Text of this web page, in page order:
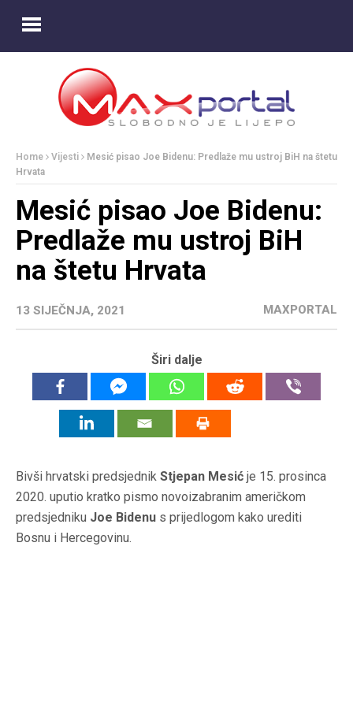
Home Vijesti
Mesić pisao Joe Bidenu: Predlaže mu ustroj BiH na štetu
Hrvata
Mesić pisao Joe Bidenu:
Predlaže mu ustroj BiH
na štetu Hrvata
13 SIJEČNJA, 2021 MAXPORTAL
Širi dalje
Bivši hrvatski predsjednik Stjepan Mesić je 15. prosinca
2020. uputio kratko pismo novoizabranim američkom
predsjedniku Joe Bidenu s prijedlogom kako urediti
Bosnu i Hercegovinu.